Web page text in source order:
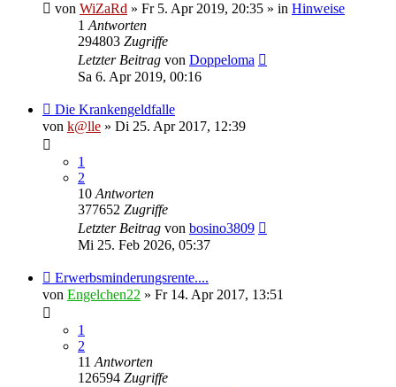
von WiZaRd » Fr 5. Apr 2019, 20:35 » in Hinweise
1Antworten
294803 Zugriffe
Letzter Beitrag von Doppeloma
Sa 6. Apr 2019, 00:16
Die Krankengeldfalle
von k@lle » Di 25. Apr 2017, 12:39
1
2
10Antworten
377652 Zugriffe
Letzter Beitrag von bosino3809
Mi 25. Feb 2026, 05:37
Erwerbsminderungsrente....
von Engelchen22 » Fr 14. Apr 2017, 13:51
1
2
11Antworten
126594 Zugriffe